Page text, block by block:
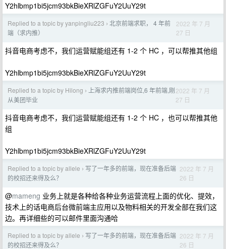
Y2hlbmp1bi5jcm93bkBieXRlZGFuY2UuY29t
Replied to a topic by yanpingliu223 › 北京前端求职， 4 年前
端（求内推）
2022 年 7 月
27 日
抖音电商考虑不，我们运营赋能组还有 1-2 个 HC ，可以帮推其他组
Y2hlbmp1bi5jcm93bkBieXRlZGFuY2UuY29t
Replied to a topic by Hilong ›
上海求内推前端岗位,6 年前端,刚
从美团毕业
2022 年 7 月
27 日
抖音电商考虑不，我们运营赋能组还有 1-2 个 HC ，也可以帮推其他
组
Y2hlbmp1bi5jcm93bkBieXRlZGFuY2UuY29t
Replied to a topic by allele › 写了一年多的前端，现在准备后端
的校招还来得及么？
2022 年 7 月
26 日
@mameng 业务上就是各种给各种业务运营流程上面的优化、提效，
技术上的话电商后台微前端主应用以及物料相关的开发全部在我们这
边。再详细些的可以邮件里面沟通哈
Replied to a topic by allele › 写了一年多的前端，现在准备后端
的校招还来得及么？
2022 年 7 月
26 日